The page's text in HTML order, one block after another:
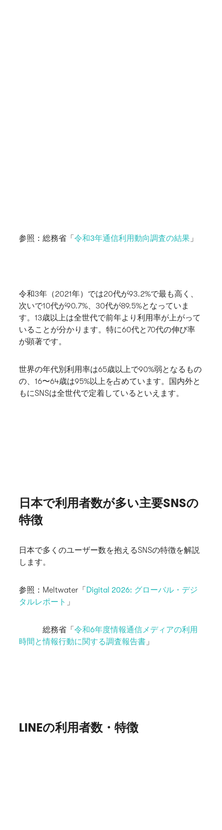
参照：総務省「令和3年通信利用動向調査の結果 」
令和3年（2021年）では20代が93.2%で最も高く、
次いで10代が90.7%、30代が89.5%となっていま
す。13歳以上は全世代で前年より利用率が上がって
いることが分かります。特に60代と70代の伸び率
が顕著です。
世界の年代別利用率は65歳以上で90%弱となるもの
の、16〜64歳は95%以上を占めています。国内外と
もにSNSは全世代で定着しているといえます。
日本で利用者数が多い主要SNSの
特徴
日本で多くのユーザー数を抱えるSNSの特徴を解説
します。
参照：Meltwater「 Digital 2026: グローバル・デジ
タルレポート 」
総務省「令和6年度情報通信メディアの利用
時間と情報行動に関する調査報告書 」
LINEの利用者数・特徴